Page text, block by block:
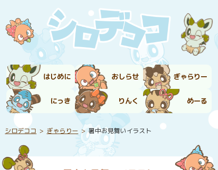
はじめに おしらせ ぎゃらりー
にっき りんく めーる
シロデココ ぎゃらりー 暑中お見舞いイラスト